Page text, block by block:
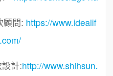
顧問: https://www.idealif
計:http://www.shihsun.